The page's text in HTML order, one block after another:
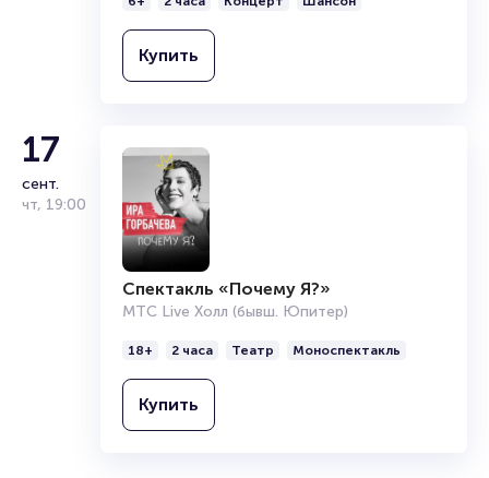
Купить
17
сент.
чт, 19:00
Спектакль «Почему Я?»
МТС Live Холл (бывш. Юпитер)
18+ 2 часа Театр Моноспектакль
Купить